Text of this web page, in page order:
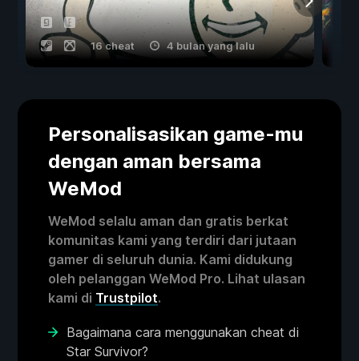
16 cheat 4 bulan yang lalu
Personalisasikan game-mu
dengan aman bersama
WeMod
WeMod selalu aman dan gratis berkat
komunitas kami yang terdiri dari jutaan
gamer di seluruh dunia. Kami didukung
oleh pelanggan WeMod Pro. Lihat ulasan
kami di Trustpilot.
Bagaimana cara menggunakan cheat di
Star Survivor?